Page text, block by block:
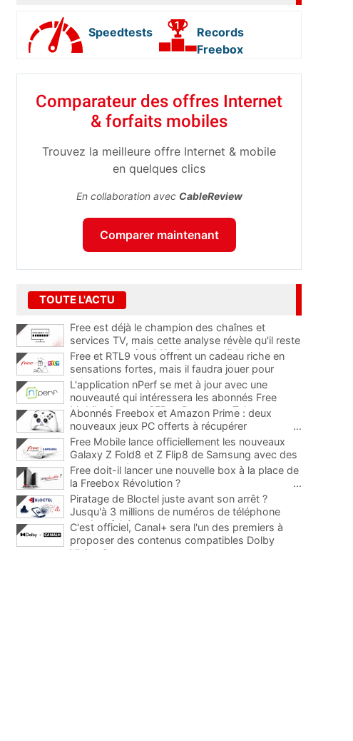
Speedtests
Records
Freebox
Comparateur des offres Internet
& forfaits mobiles
Trouvez la meilleure offre Internet & mobile
en quelques clics
En collaboration avec CableReview
Comparer maintenant
TOUTE L'ACTU
Free est déjà le champion des chaînes et
services TV, mais cette analyse révèle qu'il reste
encore au moins 141 ajouts possibles
Free et RTL9 vous offrent un cadeau riche en
sensations fortes, mais il faudra jouer pour
l'obtenir
L'application nPerf se met à jour avec une
nouveauté qui intéressera les abonnés Free
Mobile, Orange, SFR et Bouygues Telecom
Abonnés Freebox et Amazon Prime : deux
nouveaux jeux PC offerts à récupérer
...
Free Mobile lance officiellement les nouveaux
Galaxy Z Fold8 et Z Flip8 de Samsung avec des
promos et des cadeaux
...
Free doit-il lancer une nouvelle box à la place de
la Freebox Révolution ?
...
Piratage de Bloctel juste avant son arrêt ?
Jusqu'à 3 millions de numéros de téléphone
auraient fuité
C'est officiel, Canal+ sera l'un des premiers à
proposer des contenus compatibles Dolby
Vision 2